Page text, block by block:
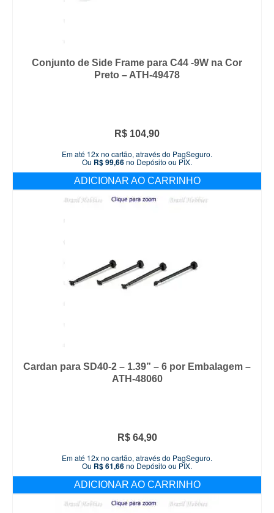
Conjunto de Side Frame para C44 -9W na Cor
Preto – ATH-49478
R$ 104,90
Em até 12x no cartão, através do PagSeguro.
Ou R$99,66no Depósito ou PIX.
ADICIONAR AO CARRINHO
Cardan para SD40-2 – 1.39” – 6 por Embalagem –
ATH-48060
R$64,90
Em até 12x no cartão, através do PagSeguro.
Ou R$61,66no Depósito ou PIX.
ADICIONAR AO CARRINHO